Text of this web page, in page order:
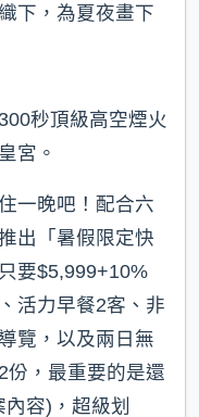
下，為夏夜畫下
秒頂級高空煙火
宮。
一晚吧！配合六
出「暑假限定快
要$5,999+10%
活力早餐2客、非
覽，以及兩日無
份，最重要的是還
容)，超級划